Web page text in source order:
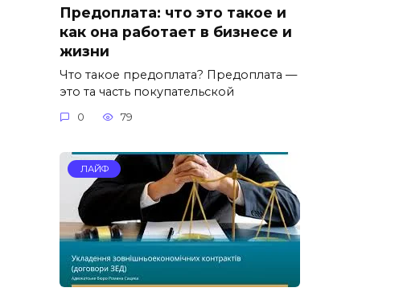
Предоплата: что это такое и
как она работает в бизнесе и
жизни
Что такое предоплата? Предоплата —
это та часть покупательской
0 79
ЛАЙФ